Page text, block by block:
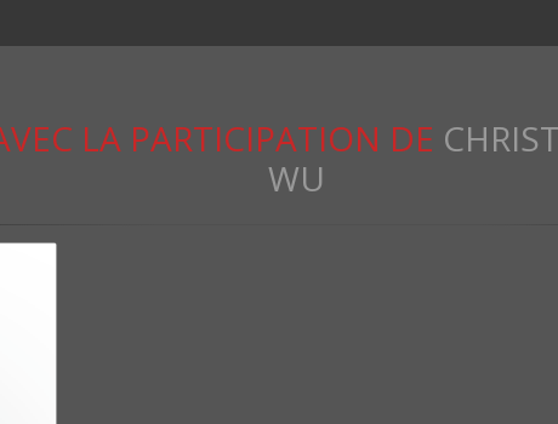
LA PARTICIPATION DE
WU